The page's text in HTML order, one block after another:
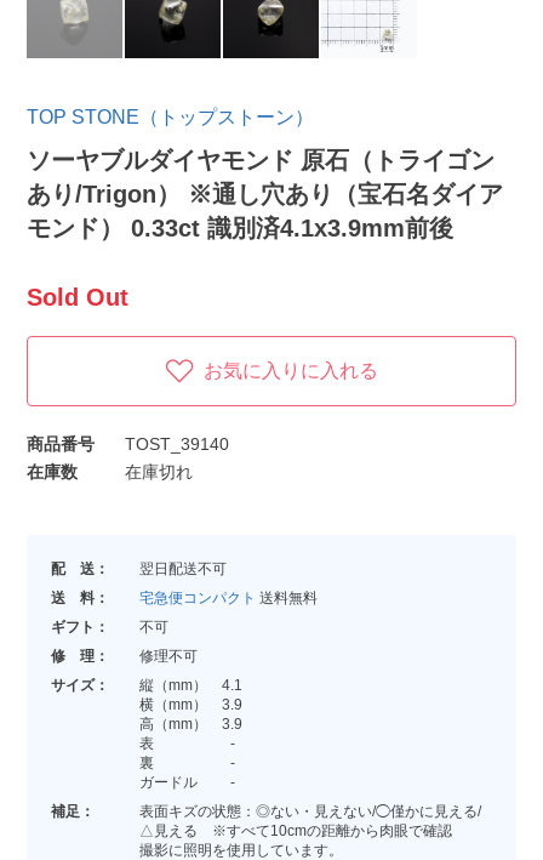
TOP STONE（トップストーン）
ソーヤブルダイヤモンド 原石（トライゴン
あり/Trigon） ※通し穴あり（宝石名ダイア
モンド） 0.33ct 識別済4.1x3.9mm前後
Sold Out
お気に入りに入れる
商品番号
TOST_39140
在庫数
在庫切れ
配 送：
翌日配送不可
送 料：
宅急便コンパクト 送料無料
ギフト：
不可
修 理：
修理不可
サイズ：
縦（mm） 4.1
横（mm） 3.9
高（mm） 3.9
表 -
裏 -
ガードル -
補足：
表面キズの状態：◎ない・見えない/◯僅かに見える/
△見える ※すべて10cmの距離から肉眼で確認
撮影に照明を使用しています。